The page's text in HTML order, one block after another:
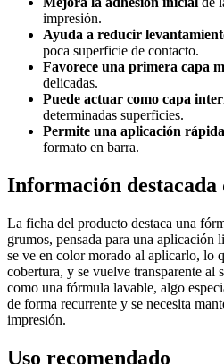
impresión.
Ayuda a reducir
poca superficie de contacto.
Favorece una primera capa
delicadas.
Puede actuar como capa
determinadas superficies.
Permite una aplicación
formato en barra.
Información
La ficha del producto destaca una
grumos, pensada para una
se ve en color morado al aplicarlo, lo
cobertura, y se vuelve transparente al
como una fórmula lavable, algo
de forma recurrente y se necesita
impresión.
Uso recomendado